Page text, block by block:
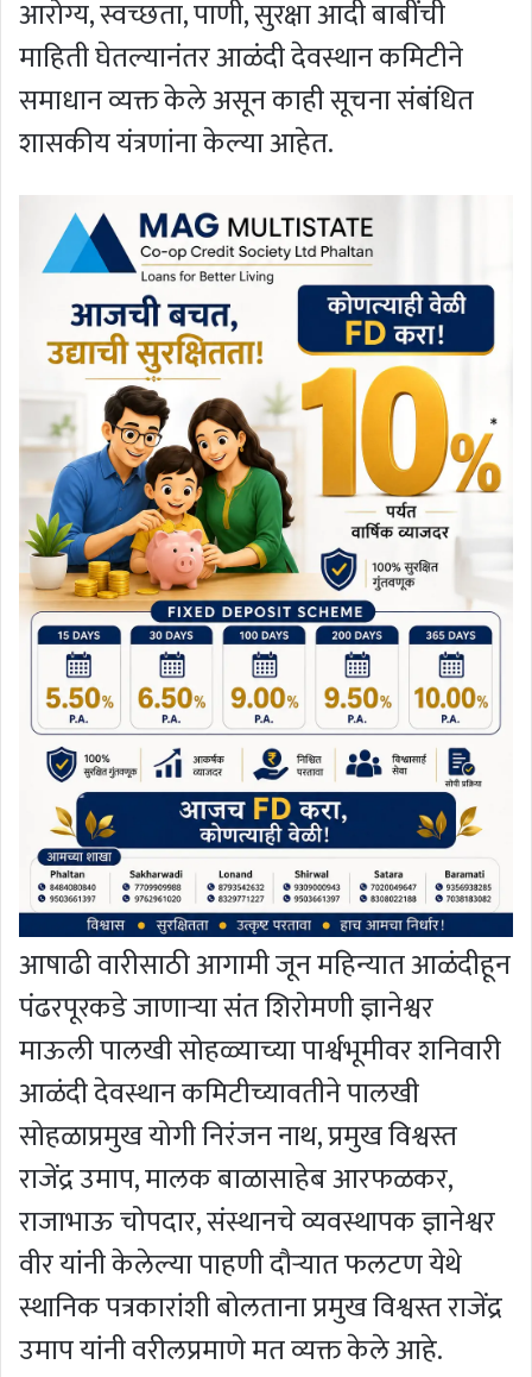
आरोग्य, स्वच्छता, पाणी, सुरक्षा आदी बाबींची
माहिती घेतल्यानंतर आळंदी देवस्थान कमिटीने
समाधान व्यक्त केले असून काही सूचना संबंधित
शासकीय यंत्रणांना केल्या आहेत.
आषाढी वारीसाठी आगामी जून महिन्यात आळंदीहून
पंढरपूरकडे जाणार्‍या संत शिरोमणी ज्ञानेश्वर
माऊली पालखी सोहळ्याच्या पार्श्वभूमीवर शनिवारी
आळंदी देवस्थान कमिटीच्यावतीने पालखी
सोहळाप्रमुख योगी निरंजन नाथ, प्रमुख विश्वस्त
राजेंद्र उमाप, मालक बाळासाहेब आरफळकर,
राजाभाऊ चोपदार, संस्थानचे व्यवस्थापक ज्ञानेश्वर
वीर यांनी केलेल्या पाहणी दौर्‍यात फलटण येथे
स्थानिक पत्रकारांशी बोलताना प्रमुख विश्वस्त राजेंद्र
उमाप यांनी वरीलप्रमाणे मत व्यक्त केले आहे.